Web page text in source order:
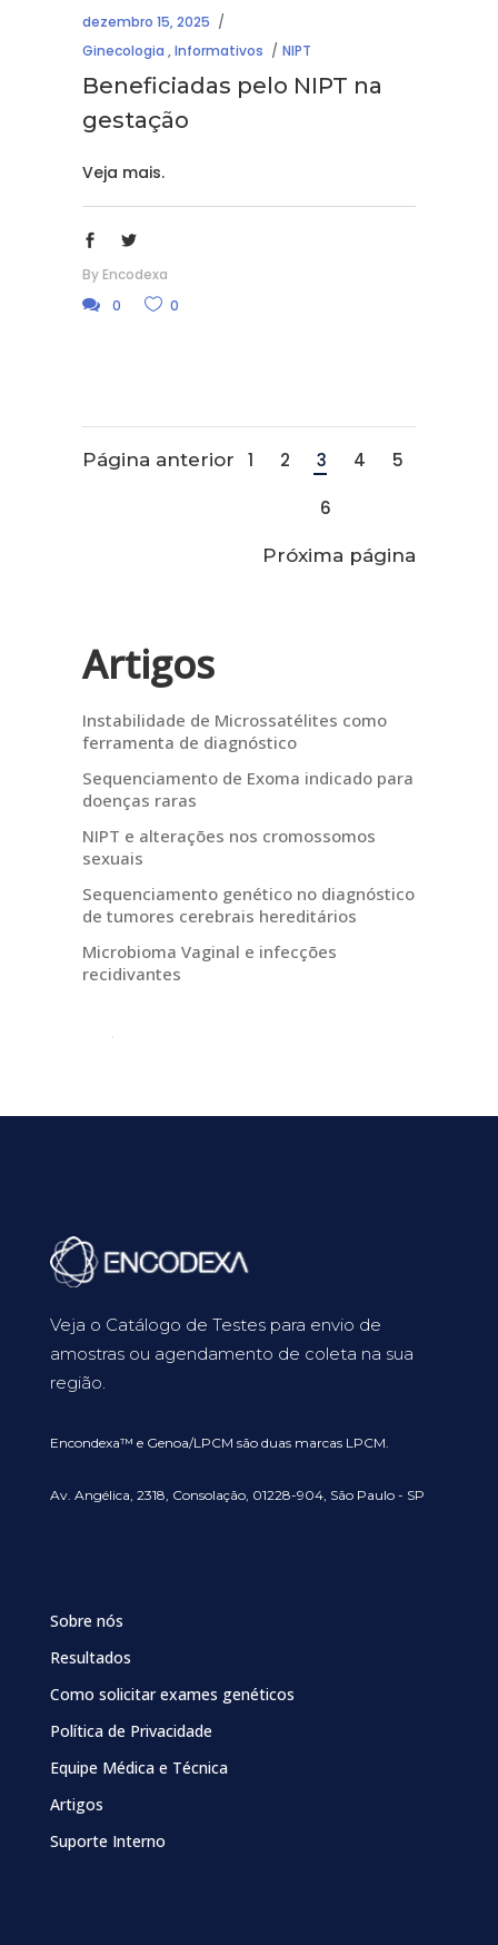
dezembro 15, 2025
Ginecologia ,Informativos NIPT
Beneficiadas pelo NIPT na
gestação
Veja mais.
By Encodexa
0
0
Página anterior 1 2 3 4 5
6
Próxima página
Artigos
Instabilidade de Microssatélites como
ferramenta de diagnóstico
Sequenciamento de Exoma indicado para
doenças raras
NIPT e alterações nos cromossomos
sexuais
Sequenciamento genético no diagnóstico
de tumores cerebrais hereditários
Microbioma Vaginal e infecções
recidivantes
Veja o Catálogo de Testes para envio de
amostras ou agendamento de coleta na sua
região.
Encondexa™ e Genoa/LPCM são duas marcas LPCM.
Av. Angélica, 2318, Consolação, 01228-904, São Paulo - SP
Sobre nós
Resultados
Como solicitar exames genéticos
Política de Privacidade
Equipe Médica e Técnica
Artigos
Suporte Interno